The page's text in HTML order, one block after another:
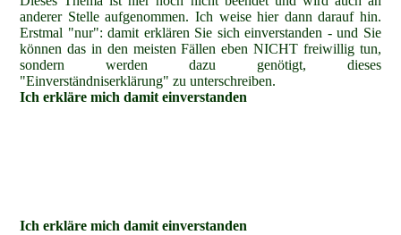
anderer Stelle aufgenommen. Ich weise hier dann darauf hin.
Erstmal "nur": damit erklären Sie sich einverstanden - und Sie
können das in den meisten Fällen eben NICHT freiwillig tun,
sondern werden dazu genötigt, dieses
"Einverständniserklärung" zu unterschreiben.
Ich erkläre mich damit einverstanden
Ich erkläre mich damit einverstanden